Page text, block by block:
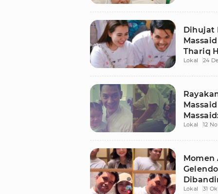
Dihujat
Thariq
Lokal 24
Lokal 12
Momen
Lokal 31